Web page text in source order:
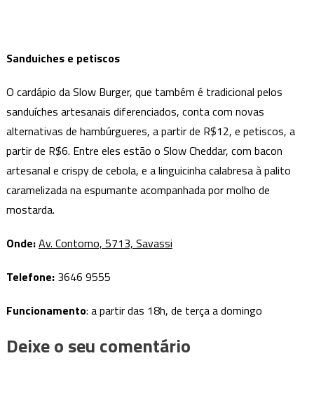
Sanduiches e petiscos
O cardápio da Slow Burger, que também é tradicional pelos
sanduíches artesanais diferenciados, conta com novas
alternativas de hambúrgueres, a partir de R$12, e petiscos, a
partir de R$6. Entre eles estão o Slow Cheddar, com bacon
artesanal e crispy de cebola, e a linguicinha calabresa à palito
caramelizada na espumante acompanhada por molho de
mostarda.
Onde:Av. Contorno, 5713, Savassi
Telefone:3646 9555
Funcionamento: a partir das 18h, de terça a domingo
Deixe o seu comentário